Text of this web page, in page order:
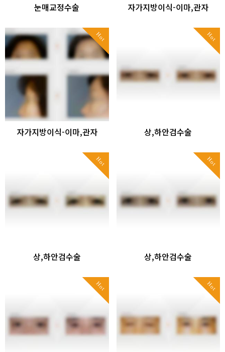
눈매교정수술 자가지방이식-이마,관자
Hot
자가지방이식-이마,관자
Hot
상,하안검수술
Hot
상,하안검수술
Hot
상,하안검수술
Hot Hot